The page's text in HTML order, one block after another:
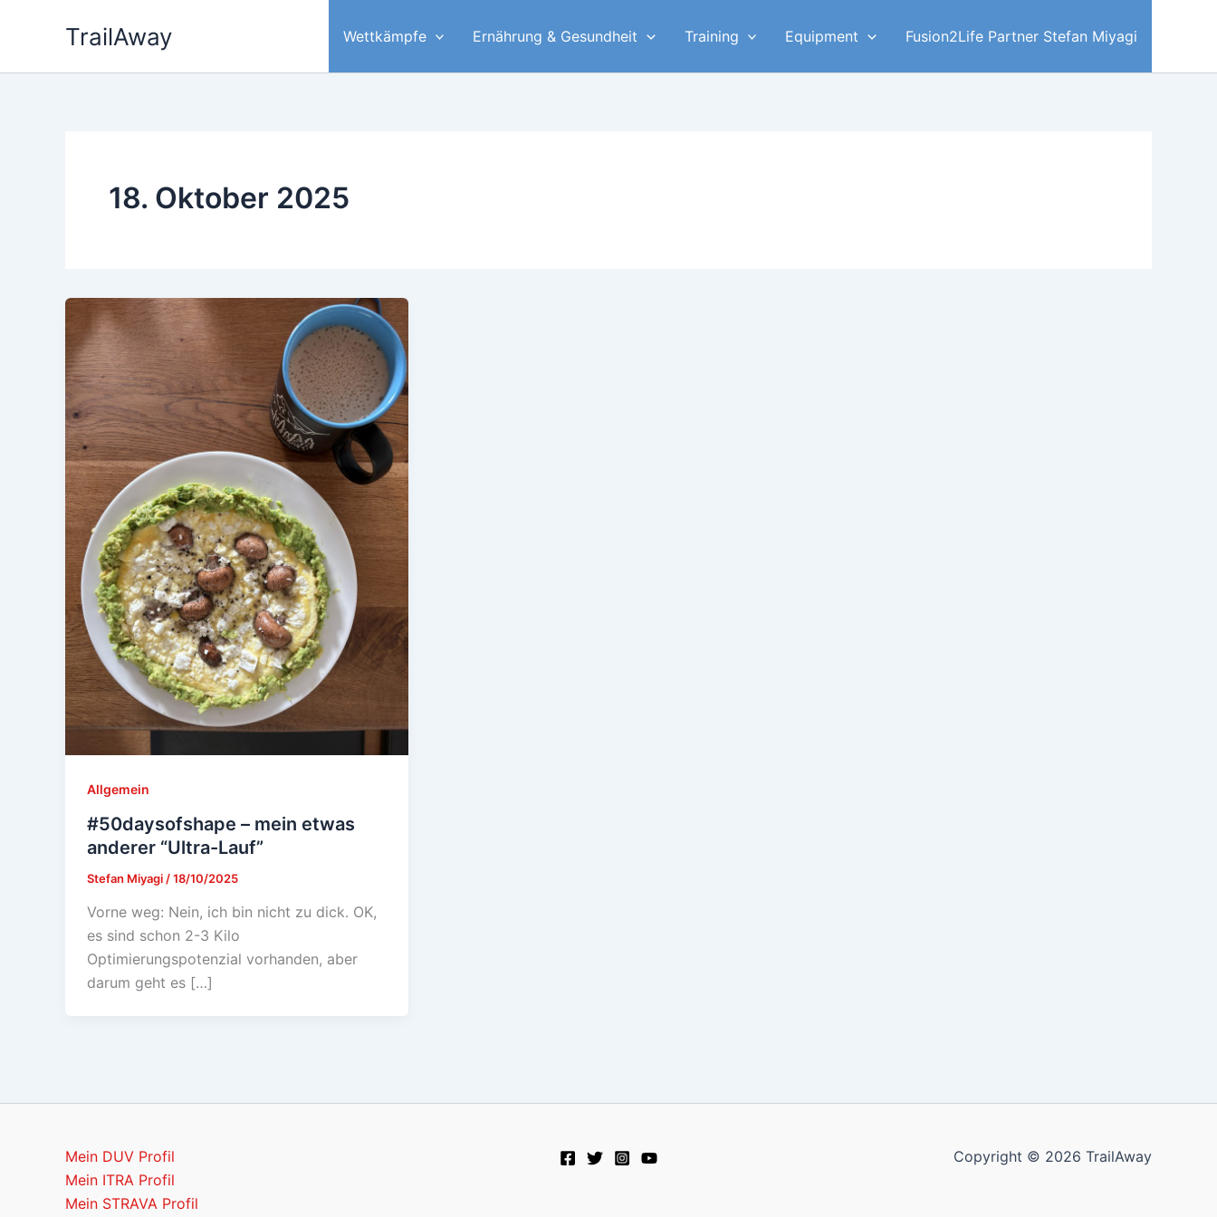
TrailAway Wettkämpfe Ernährung & Gesundheit Training Equipment Fusion2Life Partner Stefan Miyagi
18. Oktober 2025
Allgemein
#50daysofshape – mein etwas
anderer “Ultra-Lauf”
Stefan Miyagi /18/10/2025
Vorne weg: Nein, ich bin nicht zu dick. OK,
es sind schon 2-3 Kilo
Optimierungspotenzial vorhanden, aber
darum geht es […]
Mein DUV Profil
Mein ITRA Profil
Mein STRAVA Profil
Copyright © 2026 TrailAway